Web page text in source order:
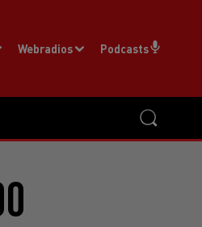
Webradios Podcasts